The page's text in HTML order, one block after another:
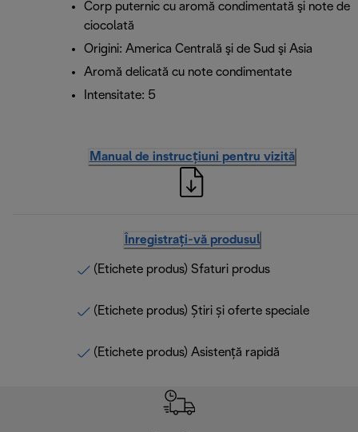
Corp puternic cu aromă condimentată şi note de
ciocolată
Origini: America Centrală şi de Sud şi Asia
Aromă delicată cu note condimentate
Intensitate: 5
Manual de instrucțiuni pentru vizită
Înregistrați-vă produsul
(Etichete produs) Sfaturi produs
(Etichete produs) Știri și oferte speciale
(Etichete produs) Asistență rapidă